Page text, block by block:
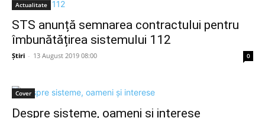
Actualitate
STS anunță semnarea contractului pentru
îmbunătățirea sistemului 112
Știri - 13 August 2019 08:00 0
Cover
Despre sisteme, oameni și interese